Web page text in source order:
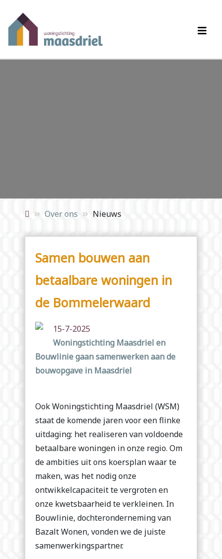
Over ons Nieuws
Samen bouwen aan
betaalbare woningen in
de Bommelerwaard
15-7-2025
Woningstichting Maasdriel en
Bouwlinie gaan samenwerken aan de
bouwopgave in Maasdriel
Ook Woningstichting Maasdriel (WSM)
staat de komende jaren voor een flinke
uitdaging: het realiseren van voldoende
betaalbare woningen in onze regio. Om
de ambities uit ons koersplan waar te
maken, was het nodig onze
ontwikkelcapaciteit te vergroten en
onze kwetsbaarheid te verkleinen. In
Bouwlinie, dochteronderneming van
Bazalt Wonen, vonden we de juiste
samenwerkingspartner.